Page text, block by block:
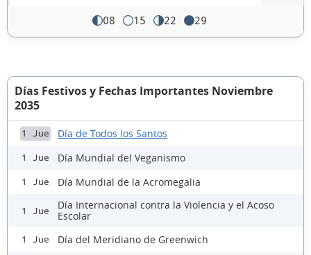
08 15 22 29
Días Festivos y Fechas Importantes Noviembre
2035
1 Jue Día de Todos los Santos
1 Jue Día Mundial del Veganismo
1 Jue Día Mundial de la Acromegalia
1 Jue
Día Internacional contra la Violencia y el Acoso
Escolar
1 Jue Día del Meridiano de Greenwich